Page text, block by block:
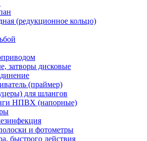
(редукционное кольцо)
затворы дисковые
(праймер)
для шлангов
НПВХ (напорные)
и фотометры
быстрого действия